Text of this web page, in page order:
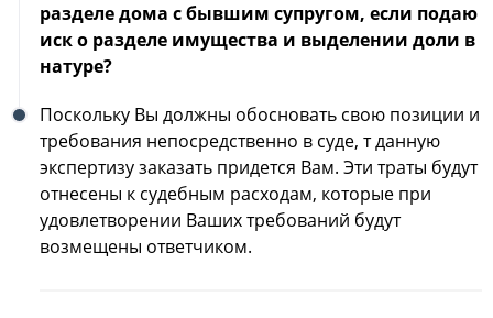
разделе дома с бывшим супругом, если подаю
иск о разделе имущества и выделении доли в
натуре?
Поскольку Вы должны обосновать свою позиции и
требования непосредственно в суде, т данную
экспертизу заказать придется Вам. Эти траты будут
отнесены к судебным расходам, которые при
удовлетворении Ваших требований будут
возмещены ответчиком.